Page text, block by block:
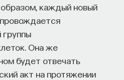
каждый новый
Она же
будет отвечать
акт на протяжении